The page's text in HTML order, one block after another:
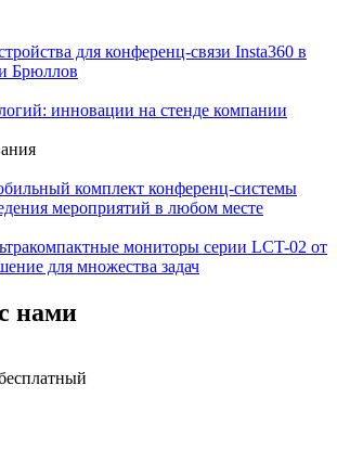
для конференц-связи Insta360 в
Брюллов
инновации на стенде компании
комплект конференц-системы
мероприятий в любом месте
мониторы серии LCT-02 от
для множества задач
нами